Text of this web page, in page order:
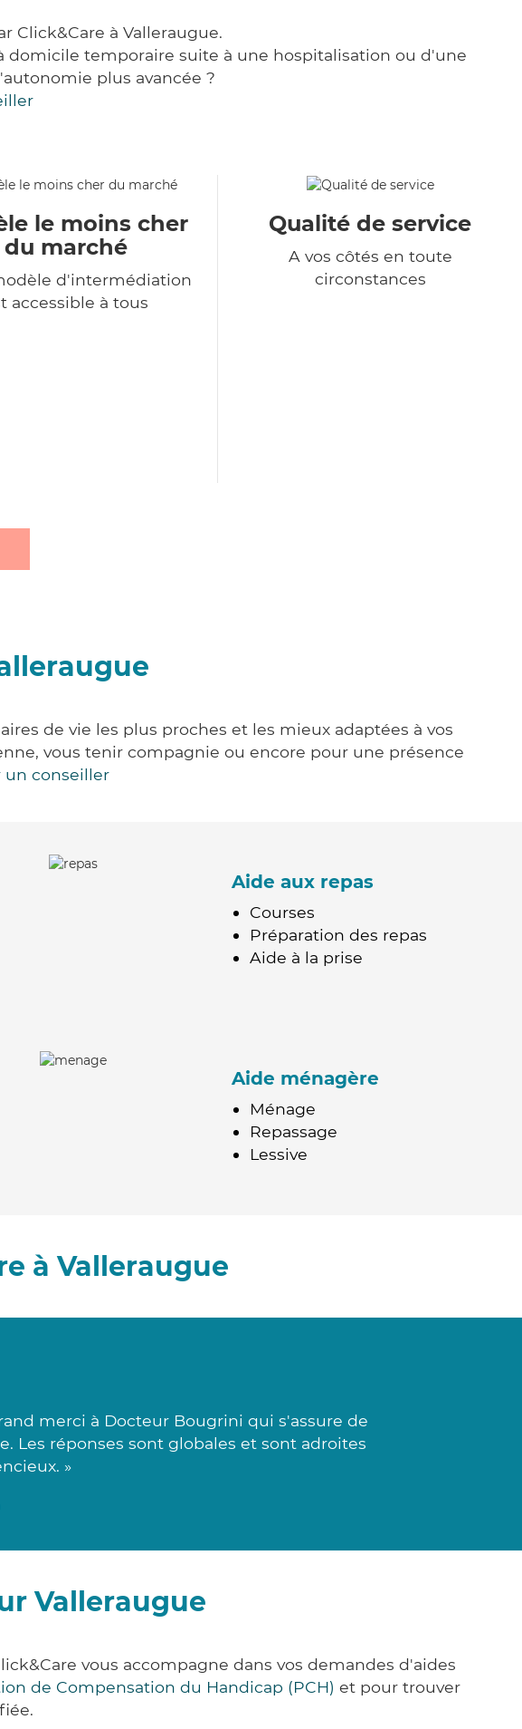
Click&Care à Valleraugue.
temporaire suite à une hospitalisation ou d'une
plus avancée ?
le moins cher
du marché
d'intermédiation
accessible à tous
Qualité de service
A vos côtés en toute
circonstances
de vie les plus proches et les mieux adaptées à vos
vous tenir compagnie ou encore pour une présence
un conseiller
Aide aux repas
Courses
Préparation des repas
Aide à la prise
Aide ménagère
Ménage
Repassage
Lessive
à Valleraugue
merci à Docteur Bougrini qui s'assure de
Les réponses sont globales et sont adroites
»
Valleraugue
vous accompagne dans vos demandes d'aides
de Compensation du Handicap (PCH) et pour trouver